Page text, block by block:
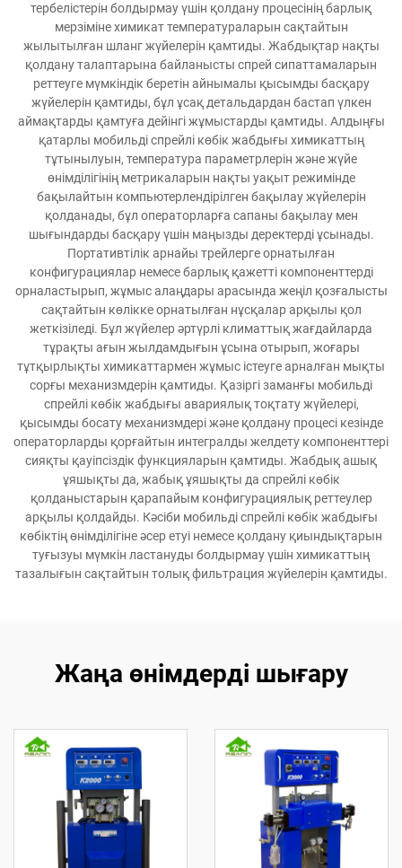
тербелістерін болдырмау үшін қолдану процесінің барлық
мерзіміне химикат температураларын сақтайтын
жылытылған шланг жүйелерін қамтиды. Жабдықтар нақты
қолдану талаптарына байланысты спрей сипаттамаларын
реттеуге мүмкіндік беретін айнымалы қысымды басқару
жүйелерін қамтиды, бұл ұсақ детальдардан бастап үлкен
аймақтарды қамтуға дейінгі жұмыстарды қамтиды. Алдыңғы
қатарлы мобильді спрейлі көбік жабдығы химикаттың
тұтынылуын, температура параметрлерін және жүйе
өнімділігінің метрикаларын нақты уақыт режимінде
бақылайтын компьютерлендірілген бақылау жүйелерін
қолданады, бұл операторларға сапаны бақылау мен
шығындарды басқару үшін маңызды деректерді ұсынады.
Портативтілік арнайы трейлерге орнатылған
конфигурациялар немесе барлық қажетті компоненттерді
орналастырып, жұмыс алаңдары арасында жеңіл қозғалысты
сақтайтын көлікке орнатылған нұсқалар арқылы қол
жеткізіледі. Бұл жүйелер әртүрлі климаттық жағдайларда
тұрақты ағын жылдамдығын ұсына отырып, жоғары
тұтқырлықты химикаттармен жұмыс істеуге арналған мықты
сорғы механизмдерін қамтиды. Қазіргі заманғы мобильді
спрейлі көбік жабдығы авариялық тоқтату жүйелері,
қысымды босату механизмдері және қолдану процесі кезінде
операторларды қорғайтын интегралды желдету компоненттері
сияқты қауіпсіздік функцияларын қамтиды. Жабдық ашық
ұяшықты да, жабық ұяшықты да спрейлі көбік
қолданыстарын қарапайым конфигурациялық реттеулер
арқылы қолдайды. Кәсіби мобильді спрейлі көбік жабдығы
көбіктің өнімділігіне әсер етуі немесе қолдану қиындықтарын
туғызуы мүмкін ластануды болдырмау үшін химикаттың
тазалығын сақтайтын толық фильтрация жүйелерін қамтиды.
Жаңа өнімдерді шығару